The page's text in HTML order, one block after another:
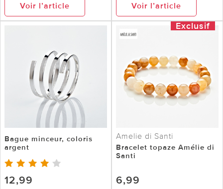
Voir l’article Voir l’article
Bague minceur, coloris
argent
12,99
Exclusif
Amelie di Santi
Bracelet topaze Amélie di
Santi
6,99